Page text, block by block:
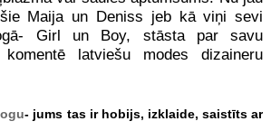
Maija un Deniss jeb kā viņi sevi
Girl un Boy, stāsta par savu
latviešu modes dizaineru
- jums tas ir hobijs, izklaide, saistīts ar